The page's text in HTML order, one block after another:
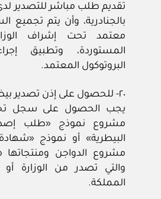
تقديم طلب مباشر للتصدير
بالجنادرية، وأن يتم تجميع
معتمد تحت إشراف
المستوردة، وتطبيق
البروتوكول المعتمد.
٢٠- للحصول على إذن
يجب الحصول على سجل
مشروع نموذج «طلب
البيطرية» أو نموذج
مشروع الدواجن ومنتجاتها
والتي تصدر من الوزارة
المملكة.